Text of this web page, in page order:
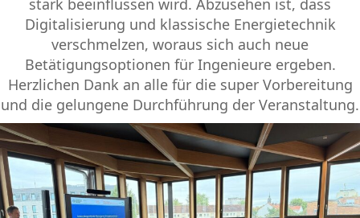
stark beeinflussen wird. Abzusehen ist, dass
Digitalisierung und klassische Energietechnik
verschmelzen, woraus sich auch neue
Betätigungsoptionen für Ingenieure ergeben.
Herzlichen Dank an alle für die super Vorbereitung
und die gelungene Durchführung der Veranstaltung.